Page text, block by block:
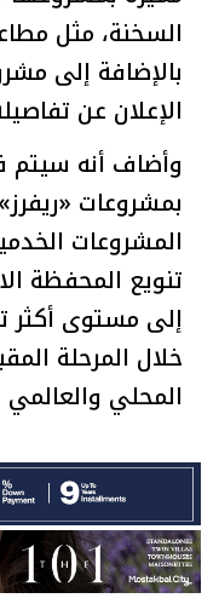
السخنة، مثل
بالإضافة إلى
الإعلان عن
وأضاف أنه سيتم
بمشروعات
المشروعات
تنويع المحفظة
إلى مستوى أكثر
خلال المرحلة
المحلي والعالمي